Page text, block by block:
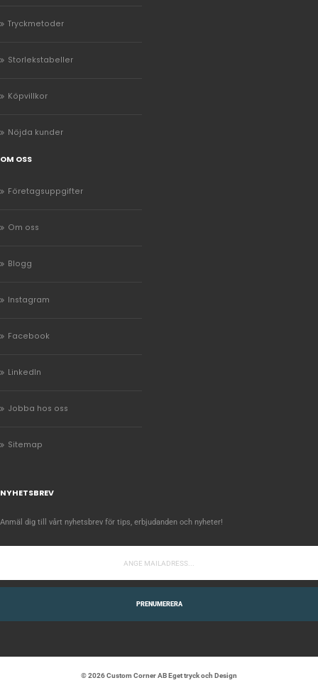
Tryckmetoder
Storlekstabeller
Köpvillkor
Nöjda kunder
OM OSS
Företagsuppgifter
Om oss
Blogg
Instagram
Facebook
LinkedIn
Jobba hos oss
Sitemap
NYHETSBREV
Anmäl dig till vårt nyhetsbrev för tips, erbjudanden och nyheter!
PRENUMERERA
© 2026 Custom Corner AB Eget tryck och Design